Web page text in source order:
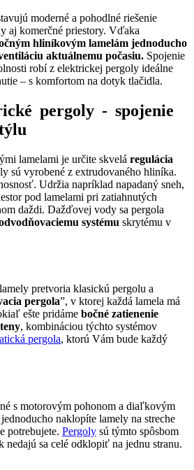
moderné a pohodlné riešenie
aj komerčné priestory. Vďaka
hliníkovým lamelám jednoducho
aktuálnemu počasiu. Spojenie
robí z elektrickej pergoly ideálne
– s komfortom na dotyk tlačidla.
pergoly - spojenie
lamelami je určite skvelá regulácia
sú vyrobené z extrudovaného hliníka.
Udržia napríklad napadaný sneh,
pod lamelami pri zatiahnutých
daždi. Dažďovej vody sa pergola
systému skrytému v
pretvoria klasickú pergolu a
pergola”, v ktorej každá lamela má
ešte pridáme bočné zatienenie
, kombináciou týchto systémov
pergola, ktorú Vám bude každý
s motorovým pohonom a diaľkovým
naklopíte lamely na streche
potrebujete. Pergoly sú týmto spôsbom
nedajú sa celé odklopiť na jednu stranu.